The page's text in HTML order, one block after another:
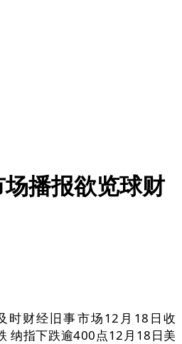
播报欲览球财
财经旧事市场12月18日收
纳指下跌逾400点12月18日美